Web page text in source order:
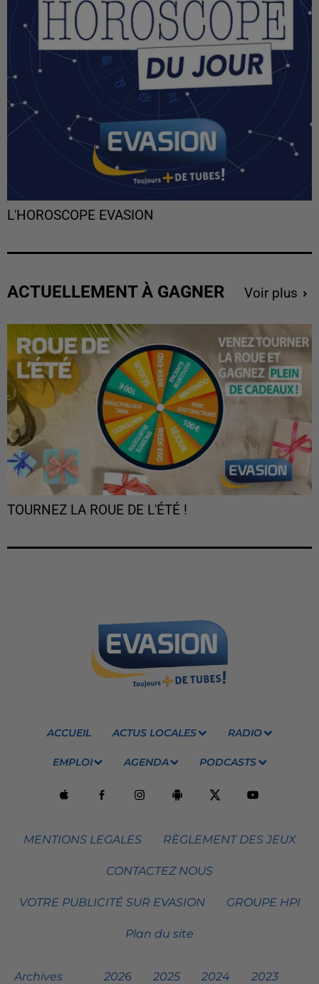
L'HOROSCOPE EVASION
ACTUELLEMENT À GAGNER Voir plus
TOURNEZ LA ROUE DE L'ÉTÉ !
ACCUEIL ACTUS LOCALES RADIO
EMPLOI AGENDA PODCASTS
MENTIONS LEGALES RÈGLEMENT DES JEUX
CONTACTEZ NOUS
VOTRE PUBLICITÉ SUR EVASION GROUPE HPI
Plan du site
Archives 2026 2025 2024 2023